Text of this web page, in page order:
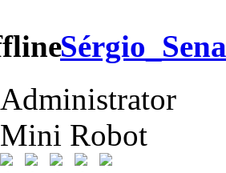
Sérgio_Sena
Administrator
Mini Robot